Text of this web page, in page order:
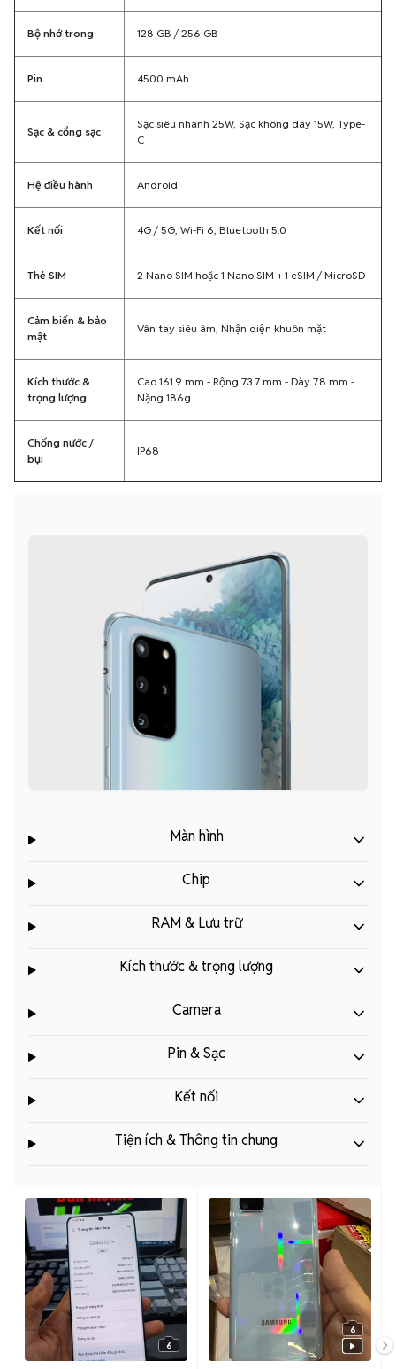
Bộ nhớ trong 128 GB / 256 GB
Pin 4500 mAh
Sạc & cổng sạc
Sạc siêu nhanh 25W, Sạc không dây 15W, Type-
C
Hệ điều hành Android
Kết nối 4G / 5G, Wi-Fi 6, Bluetooth 5.0
Thẻ SIM 2 Nano SIM hoặc 1 Nano SIM + 1 eSIM / MicroSD
Cảm biến & bảo
mật
Vân tay siêu âm, Nhận diện khuôn mặt
Kích thước &
trọng lượng
Cao 161.9 mm - Rộng 73.7 mm - Dày 7.8 mm -
Nặng 186g
Chống nước /
bụi
IP68
Màn hình
Chip
RAM & Lưu trữ
Kích thước & trọng lượng
Camera
Pin & Sạc
Kết nối
Tiện ích & Thông tin chung
6
6